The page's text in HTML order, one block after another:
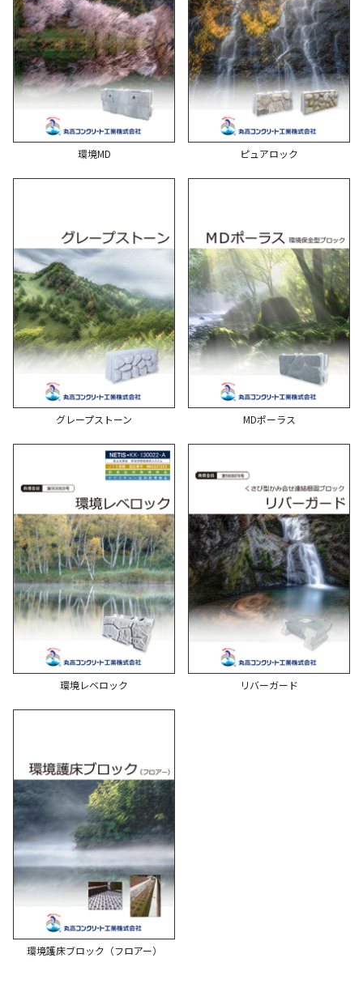
環境MD ピュアロック
グレープストーン MDポーラス
環境レベロック リバーガード
環境護床ブロック（フロアー）